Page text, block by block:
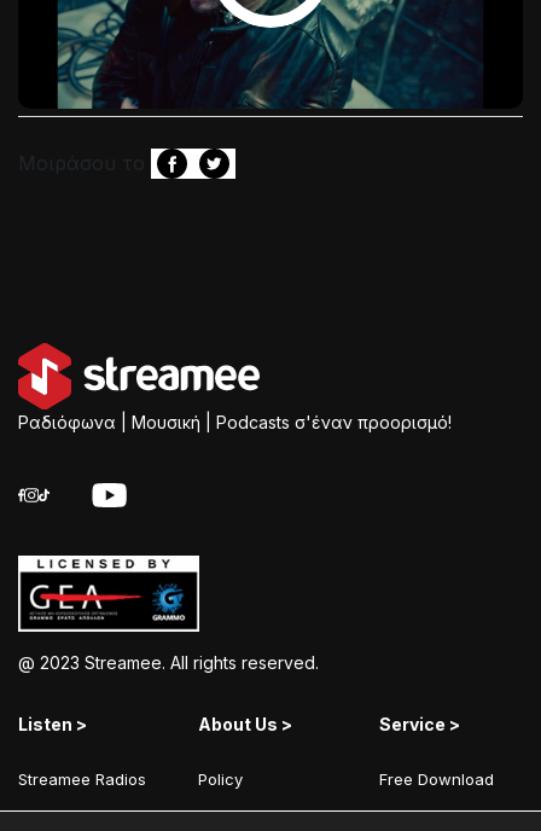
Μοιράσου το
Ραδιόφωνα | Μουσική | Podcasts σ'έναν προορισμό!
@ 2023 Streamee. All rights reserved.
Listen >
Streamee Radios
Moods
About Us >
Policy
Terms of Use
Service >
Free Download
Add Your Station